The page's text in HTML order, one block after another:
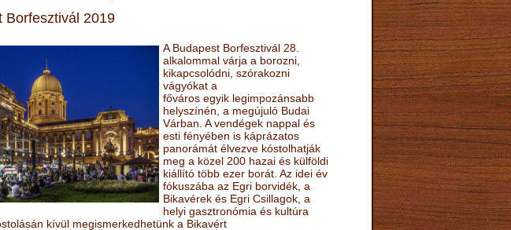
Borfesztivál 2019
A Budapest Borfesztivál 28.
alkalommal várja a borozni,
kikapcsolódni, szórakozni
vágyókat a
főváros egyik legimpozánsabb
helyszínén, a megújuló Budai
Várban. A vendégek nappal és
esti fényében is káprázatos
panorámát élvezve kóstolhatják
meg a közel 200 hazai és külföldi
kiállító több ezer borát. Az idei év
fókuszába az Egri borvidék, a
Bikavérek és Egri Csillagok, a
helyi gasztronómia és kultúra
kívül megismerkedhetünk a Bikavért